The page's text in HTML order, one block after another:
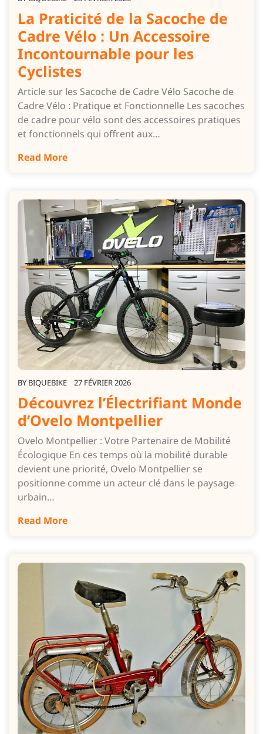
La Praticité de la Sacoche de
Cadre Vélo : Un Accessoire
Incontournable pour les
Cyclistes
Article sur les Sacoche de Cadre Vélo Sacoche de
Cadre Vélo : Pratique et Fonctionnelle Les sacoches
de cadre pour vélo sont des accessoires pratiques
et fonctionnels qui offrent aux…
Read More
BY BIQUEBIKE 27 FÉVRIER 2026
Découvrez l’Électrifiant Monde
d’Ovelo Montpellier
Ovelo Montpellier : Votre Partenaire de Mobilité
Écologique En ces temps où la mobilité durable
devient une priorité, Ovelo Montpellier se
positionne comme un acteur clé dans le paysage
urbain…
Read More